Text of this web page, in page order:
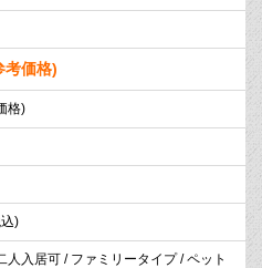
考価格)
格)
)
人入居可 / ファミリータイプ / ペット